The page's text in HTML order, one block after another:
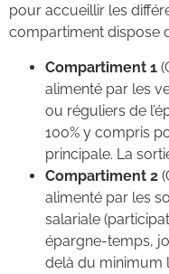
pour accueillir les
compartiment dispose
Compartiment 1
alimenté par les
ou réguliers de
100% y compris
principale. La
Compartiment 2
alimenté par les
salariale
épargne-temps,
delà du minimum